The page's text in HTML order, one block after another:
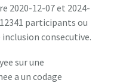
2020-12-07 et 2024-
participants ou
consecutive.
sur une
a un codage